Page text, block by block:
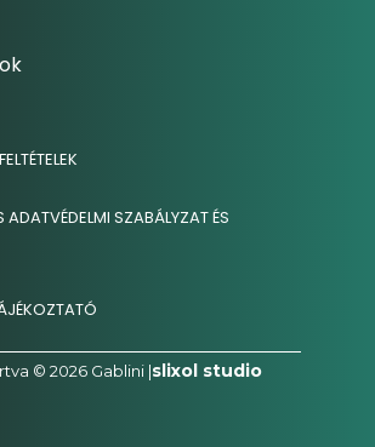
ADATVÉDELMI SZABÁLYZAT ÉS
© 2026 Gablini |slixol studio